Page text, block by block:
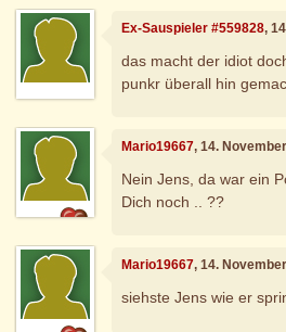
Ex-Sauspieler #559828,
das macht der idiot
punkr überall hin
Mario19667, 14.
Nein Jens, da war ein
Dich noch .. ??
Mario19667, 14.
siehste Jens wie er